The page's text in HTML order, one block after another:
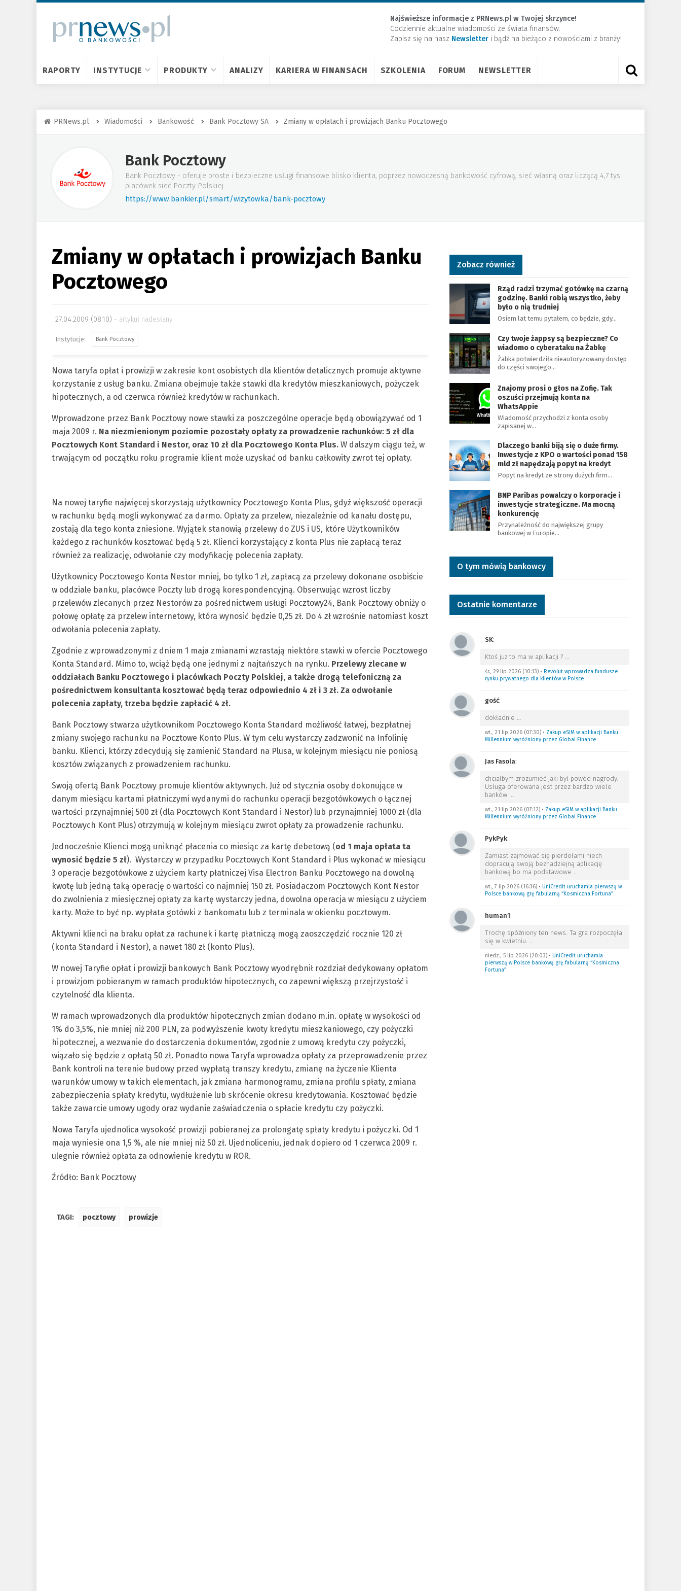
Najświeższe informacje z PRNews.pl w Twojej skrzynce!
Codziennie aktualne wiadomości ze świata finansów.
Zapisz się na nasz Newsletter ​i bądź na bieżąco z nowościami z branży!
RAPORTY INSTYTUCJE PRODUKTY ANALIZY KARIERA W FINANSACH SZKOLENIA FORUM NEWSLETTER
PRNews.pl Wiadomości Bankowość Bank Pocztowy SA Zmiany w opłatach i prowizjach Banku Pocztowego
Bank Pocztowy
Bank Pocztowy - oferuje proste i bezpieczne usługi finansowe blisko klienta, poprzez nowoczesną bankowość cyfrową, sieć własną oraz liczącą 4,7 tys.
placówek sieć Poczty Polskiej.
https://www.bankier.pl/smart/wizytowka/bank-pocztowy
Zmiany w opłatach i prowizjach Banku
Pocztowego
27.04.2009 (08:10) artykuł nadesłany
Bank Pocztowy
Nowa taryfa opłat i prowizji w zakresie kont osobistych dla klientów detalicznych promuje aktywne
korzystanie z usług banku. Zmiana obejmuje także stawki dla kredytów mieszkaniowych, pożyczek
hipotecznych, a od czerwca również kredytów w rachunkach.
Wprowadzone przez Bank Pocztowy nowe stawki za poszczególne operacje będą obowiązywać od 1
maja 2009 r. Na niezmienionym poziomie pozostały opłaty za prowadzenie rachunków: 5 zł dla
Pocztowych Kont Standard i Nestor, oraz 10 zł dla Pocztowego Konta Plus. W dalszym ciągu też, w
trwającym od początku roku programie klient może uzyskać od banku całkowity zwrot tej opłaty.
Na nowej taryfie najwięcej skorzystają użytkownicy Pocztowego Konta Plus, gdyż większość operacji
w rachunku będą mogli wykonywać za darmo. Opłaty za przelew, niezależnie od kanału dostępu,
zostają dla tego konta zniesione. Wyjątek stanowią przelewy do ZUS i US, które Użytkowników
każdego z rachunków kosztować będą 5 zł. Klienci korzystający z konta Plus nie zapłacą teraz
również za realizację, odwołanie czy modyfikację polecenia zapłaty.
Użytkownicy Pocztowego Konta Nestor mniej, bo tylko 1 zł, zapłacą za przelewy dokonane osobiście
w oddziale banku, placówce Poczty lub drogą korespondencyjną. Obserwując wzrost liczby
przelewów zlecanych przez Nestorów za pośrednictwem usługi Pocztowy24, Bank Pocztowy obniży o
połowę opłatę za przelew internetowy, która wynosić będzie 0,25 zł. Do 4 zł wzrośnie natomiast koszt
odwołania polecenia zapłaty.
Zgodnie z wprowadzonymi z dniem 1 maja zmianami wzrastają niektóre stawki w ofercie Pocztowego
Konta Standard. Mimo to, wciąż będą one jednymi z najtańszych na rynku. Przelewy zlecane w
oddziałach Banku Pocztowego i placówkach Poczty Polskiej, a także drogą telefoniczną za
pośrednictwem konsultanta kosztować będą teraz odpowiednio 4 zł i 3 zł. Za odwołanie
polecenia zapłaty, trzeba będzie zapłacić 4 zł.
Bank Pocztowy stwarza użytkownikom Pocztowego Konta Standard możliwość łatwej, bezpłatnej
zmiany swojego rachunku na Pocztowe Konto Plus. W tym celu wystarczy zadzwonić na Infolinię
banku. Klienci, którzy zdecydują się zamienić Standard na Plusa, w kolejnym miesiącu nie poniosą
kosztów związanych z prowadzeniem rachunku.
Swoją ofertą Bank Pocztowy promuje klientów aktywnych. Już od stycznia osoby dokonujące w
danym miesiącu kartami płatniczymi wydanymi do rachunku operacji bezgotówkowych o łącznej
wartości przynajmniej 500 zł (dla Pocztowych Kont Standard i Nestor) lub przynajmniej 1000 zł (dla
Pocztowych Kont Plus) otrzymują w kolejnym miesiącu zwrot opłaty za prowadzenie rachunku.
Jednocześnie Klienci mogą uniknąć płacenia co miesiąc za kartę debetową (od 1 maja opłata ta
wynosić będzie 5 zł). Wystarczy w przypadku Pocztowych Kont Standard i Plus wykonać w miesiącu
3 operacje bezgotówkowe z użyciem karty płatniczej Visa Electron Banku Pocztowego na dowolną
kwotę lub jedną taką operację o wartości co najmniej 150 zł. Posiadaczom Pocztowych Kont Nestor
do zwolnienia z miesięcznej opłaty za kartę wystarczy jedna, dowolna operacja w miesiącu z użyciem
karty. Może to być np. wypłata gotówki z bankomatu lub z terminala w okienku pocztowym.
Aktywni klienci na braku opłat za rachunek i kartę płatniczą mogą zaoszczędzić rocznie 120 zł
(konta Standard i Nestor), a nawet 180 zł (konto Plus).
W nowej Taryfie opłat i prowizji bankowych Bank Pocztowy wyodrębnił rozdział dedykowany opłatom
i prowizjom pobieranym w ramach produktów hipotecznych, co zapewni większą przejrzystość i
czytelność dla klienta.
W ramach wprowadzonych dla produktów hipotecznych zmian dodano m.in. opłatę w wysokości od
1% do 3,5%, nie mniej niż 200 PLN, za podwyższenie kwoty kredytu mieszkaniowego, czy pożyczki
hipotecznej, a wezwanie do dostarczenia dokumentów, zgodnie z umową kredytu czy pożyczki,
wiązało się będzie z opłatą 50 zł. Ponadto nowa Taryfa wprowadza opłaty za przeprowadzenie przez
Bank kontroli na terenie budowy przed wypłatą transzy kredytu, zmianę na życzenie Klienta
warunków umowy w takich elementach, jak zmiana harmonogramu, zmiana profilu spłaty, zmiana
zabezpieczenia spłaty kredytu, wydłużenie lub skrócenie okresu kredytowania. Kosztować będzie
także zawarcie umowy ugody oraz wydanie zaświadczenia o spłacie kredytu czy pożyczki.
Nowa Taryfa ujednolica wysokość prowizji pobieranej za prolongatę spłaty kredytu i pożyczki. Od 1
maja wyniesie ona 1,5 %, ale nie mniej niż 50 zł. Ujednoliceniu, jednak dopiero od 1 czerwca 2009 r.
ulegnie również opłata za odnowienie kredytu w ROR.
Źródło: Bank Pocztowy
TAGI: pocztowy prowizje
Zobacz również
Rząd radzi trzymać gotówkę na czarną
godzinę. Banki robią wszystko, żeby
było o nią trudniej
Osiem lat temu pytałem, co będzie, gdy…
Czy twoje żappsy są bezpieczne? Co
wiadomo o cyberataku na Żabkę
Żabka potwierdziła nieautoryzowany dostęp
do części swojego…
Znajomy prosi o głos na Zofię. Tak
oszuści przejmują konta na
WhatsAppie
Wiadomość przychodzi z konta osoby
zapisanej w…
Dlaczego banki biją się o duże firmy.
Inwestycje z KPO o wartości ponad 158
mld zł napędzają popyt na kredyt
Popyt na kredyt ze strony dużych firm…
BNP Paribas powalczy o korporacje i
inwestycje strategiczne. Ma mocną
konkurencję
Przynależność do największej grupy
bankowej w Europie…
O tym mówią bankowcy
Ostatnie komentarze
SK:
Ktoś już to ma w aplikacji ? …
śr., 29 lip 2026 (10:13)• Revolut wprowadza fundusze
rynku prywatnego dla klientów w Polsce
gość:
dokładnie …
wt., 21 lip 2026 (07:30)• Zakup eSIM w aplikacji Banku
Millennium wyróżniony przez Global Finance
Jas Fasola:
chciałbym zrozumieć jaki był powód nagrody.
Usługa oferowana jest przez bardzo wiele
banków. …
wt., 21 lip 2026 (07:12)• Zakup eSIM w aplikacji Banku
Millennium wyróżniony przez Global Finance
PykPyk:
Zamiast zajmować się pierdołami niech
dopracują swoją beznadziejną aplikację
bankową bo ma podstawowe …
wt., 7 lip 2026 (16:36)• UniCredit uruchamia pierwszą w
Polsce bankową grę fabularną “Kosmiczna Fortuna”
human1:
Trochę spóźniony ten news. Ta gra rozpoczęła
się w kwietniu. …
niedz., 5 lip 2026 (20:03)• UniCredit uruchamia
pierwszą w Polsce bankową grę fabularną “Kosmiczna
Fortuna”